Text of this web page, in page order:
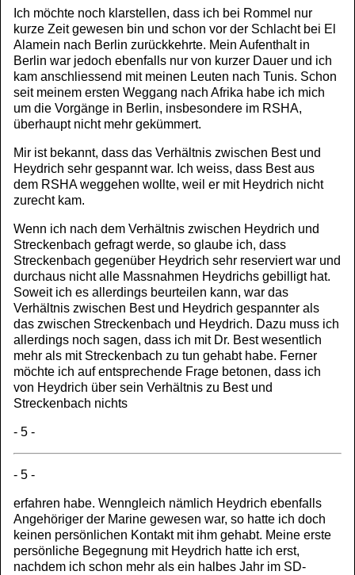
Ich möchte noch klarstellen, dass ich bei Rommel nur
kurze Zeit gewesen bin und schon vor der Schlacht bei El
Alamein nach Berlin zurückkehrte. Mein Aufenthalt in
Berlin war jedoch ebenfalls nur von kurzer Dauer und ich
kam anschliessend mit meinen Leuten nach Tunis. Schon
seit meinem ersten Weggang nach Afrika habe ich mich
um die Vorgänge in Berlin, insbesondere im RSHA,
überhaupt nicht mehr gekümmert.
Mir ist bekannt, dass das Verhältnis zwischen Best und
Heydrich sehr gespannt war. Ich weiss, dass Best aus
dem RSHA weggehen wollte, weil er mit Heydrich nicht
zurecht kam.
Wenn ich nach dem Verhältnis zwischen Heydrich und
Streckenbach gefragt werde, so glaube ich, dass
Streckenbach gegenüber Heydrich sehr reserviert war und
durchaus nicht alle Massnahmen Heydrichs gebilligt hat.
Soweit ich es allerdings beurteilen kann, war das
Verhältnis zwischen Best und Heydrich gespannter als
das zwischen Streckenbach und Heydrich. Dazu muss ich
allerdings noch sagen, dass ich mit Dr. Best wesentlich
mehr als mit Streckenbach zu tun gehabt habe. Ferner
möchte ich auf entsprechende Frage betonen, dass ich
von Heydrich über sein Verhältnis zu Best und
Streckenbach nichts
- 5 -
- 5 -
erfahren habe. Wenngleich nämlich Heydrich ebenfalls
Angehöriger der Marine gewesen war, so hatte ich doch
keinen persönlichen Kontakt mit ihm gehabt. Meine erste
persönliche Begegnung mit Heydrich hatte ich erst,
nachdem ich schon mehr als ein halbes Jahr im SD-